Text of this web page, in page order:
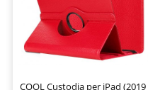
COOL Custodia per iPad (2019